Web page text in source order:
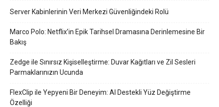
Server Kabinlerinin Veri Merkezi Güvenliğindeki Rolü
Marco Polo: Netflix’in Epik Tarihsel Dramasına Derinlemesine Bir
Bakış
Zedge ile Sınırsız Kişiselleştirme: Duvar Kağıtları ve Zil Sesleri
Parmaklarınızın Ucunda
FlexClip ile Yepyeni Bir Deneyim: AI Destekli Yüz Değiştirme
Özelliği